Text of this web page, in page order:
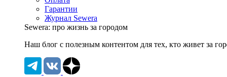
Гарантии
Журнал Sewera
Sewera: про жизнь за городом
Наш блог c полезным контентом для тех, кто живет за